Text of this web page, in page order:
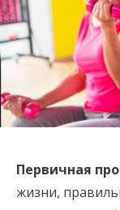
Первичная
жизни,